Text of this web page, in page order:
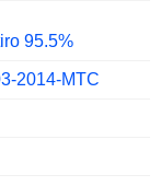
95.5%
2014-MTC